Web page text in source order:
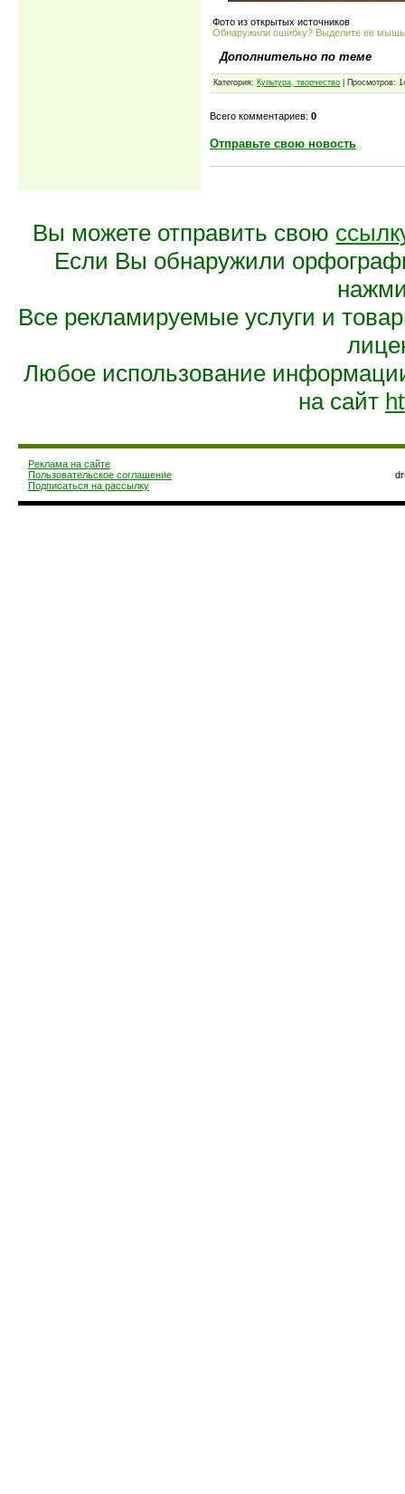
Фото из открытых источников
Обнаружили ошибку? Выделите ее
Дополнительно по теме
Категория: Культура, творчество | Просмотров:
Всего комментариев: 0
Отправьте свою новость
Вы можете отправить свою
Если Вы обнаружили
Все рекламируемые услуги и
Любое использование
на сайт
Реклама на сайте
Пользовательское соглашение
Подписаться на рассылку